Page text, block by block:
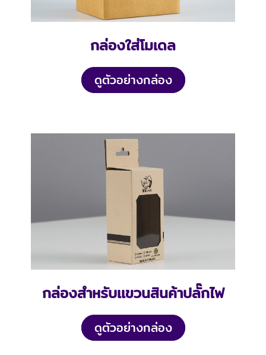
กล่องใส่โมเดล
ดูตัวอย่างกล่อง
กล่องสำหรับเเขวนสินค้าปลั๊กไฟ
ดูตัวอย่างกล่อง